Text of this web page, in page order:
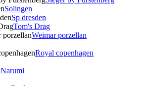
Solingen
Sp dresden
Tom's Drag
Weimar porzellan
Royal copenhagen
Narumi